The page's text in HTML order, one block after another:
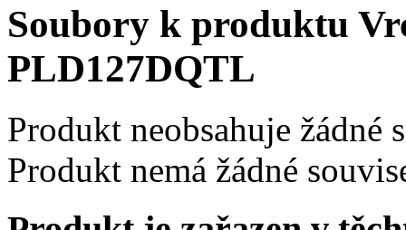
Soubory k produktu
PLD127DQTL
Produkt neobsahuje žádné
Produkt nemá žádné